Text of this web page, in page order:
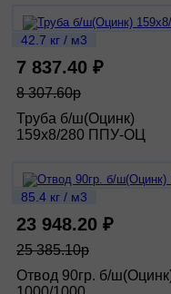
42.7 кг / м3
7 837.40 ₽
8 307.60р
Труба б/ш(Оцинк)
159х8/280 ППУ-ОЦ
85.4 кг / м3
23 948.20 ₽
25 385.10р
Отвод 90гр. б/